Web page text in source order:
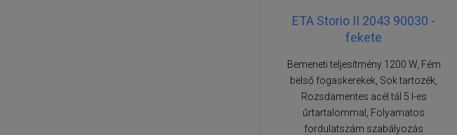
ETA Storio II 2043 90030 -
fekete
Bemeneti teljesítmény 1200 W, Fém
belső fogaskerekek, Sok tartozék,
Rozsdamentes acél tál 5 l-es
űrtartalommal, Folyamatos
fordulatszám szabályozás